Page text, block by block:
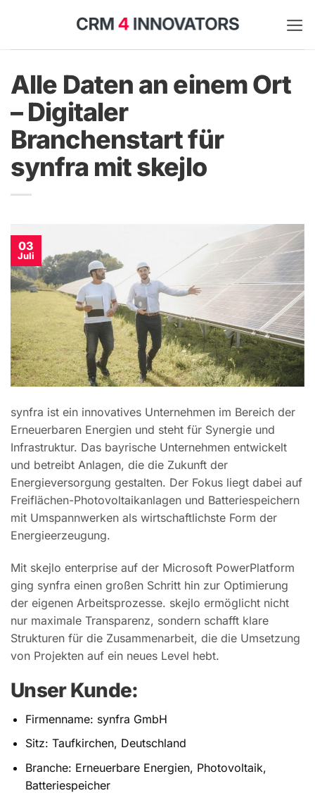
Alle Daten an einem Ort
– Digitaler
Branchenstart für
synfra mit skejlo
03
Juli
synfra ist ein innovatives Unternehmen im Bereich der
Erneuerbaren Energien und steht für Synergie und
Infrastruktur. Das bayrische Unternehmen entwickelt
und betreibt Anlagen, die die Zukunft der
Energieversorgung gestalten. Der Fokus liegt dabei auf
Freiflächen-Photovoltaikanlagen und Batteriespeichern
mit Umspannwerken als wirtschaftlichste Form der
Energieerzeugung.
Mit skejlo enterprise auf der Microsoft PowerPlatform
ging synfra einen großen Schritt hin zur Optimierung
der eigenen Arbeitsprozesse. skejlo ermöglicht nicht
nur maximale Transparenz, sondern schafft klare
Strukturen für die Zusammenarbeit, die die Umsetzung
von Projekten auf ein neues Level hebt.
Unser Kunde:
Firmenname: synfra GmbH
Sitz: Taufkirchen, Deutschland
Branche: Erneuerbare Energien, Photovoltaik,
Batteriespeicher